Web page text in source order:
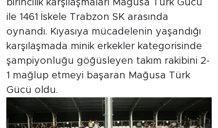
birincilik karşılaşmaları Mağusa Türk Gücü
ile 1461 İskele Trabzon SK arasında
oynandı. Kıyasıya mücadelenin yaşandığı
karşılaşmada minik erkekler kategorisinde
şampiyonluğu göğüsleyen takım rakibini 2-
1 mağlup etmeyi başaran Mağusa Türk
Gücü oldu.